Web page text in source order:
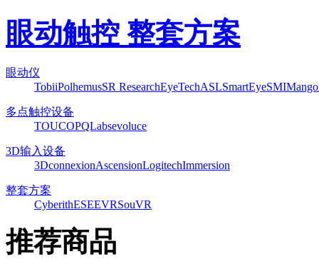
眼动触控 整套方案
眼动仪
TobiiPolhemusSR ResearchEyeTechASLSmartEyeSMI
多点触控设备
TOUCOPQLabsevoluce
3D输入设备
3DconnexionAscensionLogitechImmersion
整套方案
CyberithESEEVRSouVR
推荐商品